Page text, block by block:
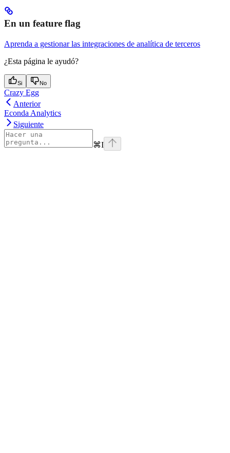
En un feature flag
Aprenda a gestionar las integraciones de analítica de terceros
¿Esta página le ayudó?
Si No
Crazy Egg
Anterior
Econda Analytics
Siguiente
⌘I